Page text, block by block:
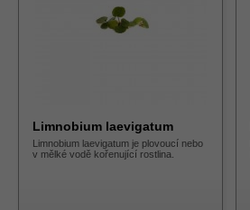
Limnobium laevigatum
Limnobium laevigatum je plovoucí nebo
v mělké vodě kořenující rostlina.